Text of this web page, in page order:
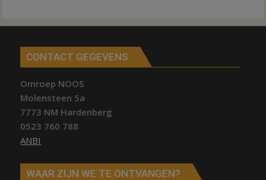
CONTACT GEGEVENS
Omroep NOOS
Molensteen 5a
7773 NM Hardenberg
0523 760 788
ANBI
WAAR ZIJN WE TE ONTVANGEN?